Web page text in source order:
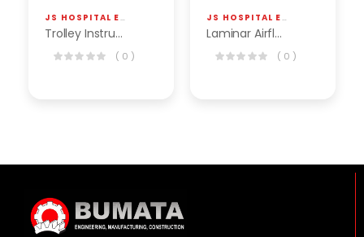
JS HOSPITAL EQP
Trolley Instrumen
( 0 )
JS HOSPITAL EQP
Laminar Airflow BLA-101-LAF
( 0 )